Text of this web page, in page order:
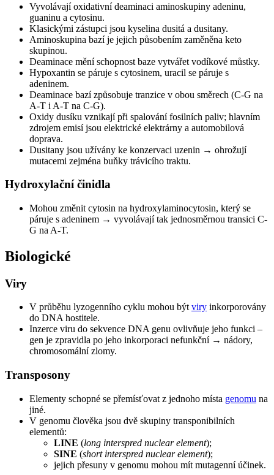
Vyvolávají oxidativní deaminaci aminoskupiny adeninu,
guaninu a cytosinu.
Klasickými zástupci jsou kyselina dusitá a dusitany.
Aminoskupina bazí je jejich působením zaměněna keto
skupinou.
Deaminace mění schopnost baze vytvářet vodíkové můstky.
Hypoxantin se páruje s cytosinem, uracil se páruje s
adeninem.
Deaminace bazí způsobuje tranzice v obou směrech (C-G na
A-T i A-T na C-G).
Oxidy dusíku vznikají při spalování fosilních paliv; hlavním
zdrojem emisí jsou elektrické elektrárny a automobilová
doprava.
Dusitany jsou užívány ke konzervaci uzenin → ohrožují
mutacemi zejména buňky trávicího traktu.
Hydroxylační činidla
Mohou změnit cytosin na hydroxylaminocytosin, který se
páruje s adeninem → vyvolávají tak jednosměrnou transici C-
G na A-T.
Biologické
Viry
V průběhu lyzogenního cyklu mohou býtviry inkorporovány
do DNA hostitele.
Inzerce viru do sekvence DNA genu ovlivňuje jeho funkci –
gen je zpravidla po jeho inkorporaci nefunkční → nádory,
chromosomální zlomy.
Transposony
Elementy schopné se přemísťovat z jednoho místa genomu na
jiné.
V genomu člověka jsou dvě skupiny transponibilních
elementů:
LINE (long interspred nuclear element);
SINE (short interspred nuclear element);
jejich přesuny v genomu mohou mít mutagenní účinek.